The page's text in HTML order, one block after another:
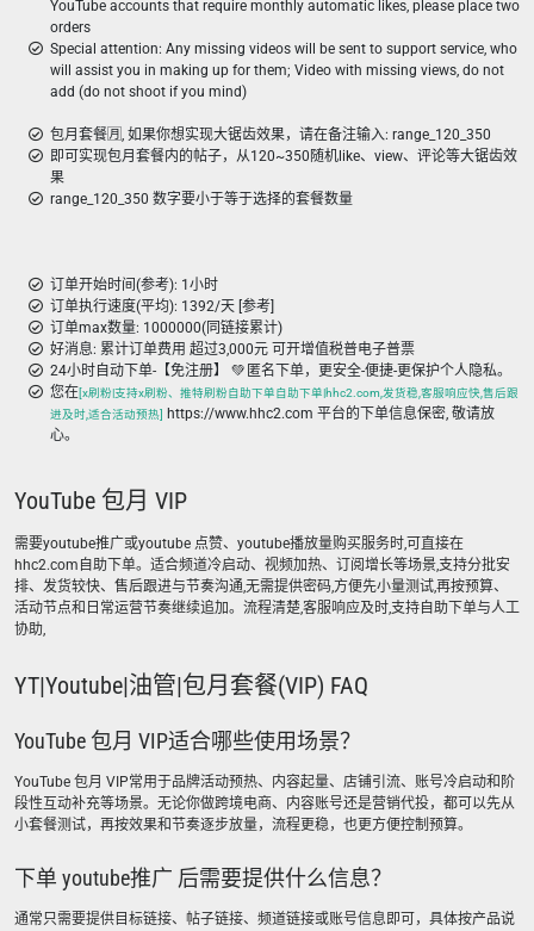
YouTube accounts that require monthly automatic likes, please place two
orders
Special attention: Any missing videos will be sent to support service, who
will assist you in making up for them; Video with missing views, do not
add (do not shoot if you mind)
包月套餐🈷️, 如果你想实现大锯齿效果，请在备注输入: range_120_350
即可实现包月套餐内的帖子，从120~350随机like、view、评论等大锯齿效
果
range_120_350 数字要小于等于选择的套餐数量
订单开始时间(参考): 1小时
订单执行速度(平均): 1392/天 [参考]
订单max数量: 1000000(同链接累计)
好消息: 累计订单费用 超过3,000元 可开增值税普电子普票
24小时自动下单-【免注册】 💚 匿名下单，更安全-便捷-更保护个人隐私。
您在[x刷粉|支持x刷粉、推特刷粉自助下单自助下单|hhc2.com,发货稳,客服响应快,售后跟
进及时,适合活动预热]
https://www.hhc2.com 平台的下单信息保密, 敬请放
心。
YouTube 包月 VIP
需要youtube推广或youtube 点赞、youtube播放量购买服务时,可直接在
hhc2.com自助下单。适合频道冷启动、视频加热、订阅增长等场景,支持分批安
排、发货较快、售后跟进与节奏沟通,无需提供密码,方便先小量测试,再按预算、
活动节点和日常运营节奏继续追加。流程清楚,客服响应及时,支持自助下单与人工
协助,
YT|Youtube|油管|包月套餐(VIP) FAQ
YouTube 包月 VIP适合哪些使用场景？
YouTube 包月 VIP常用于品牌活动预热、内容起量、店铺引流、账号冷启动和阶
段性互动补充等场景。无论你做跨境电商、内容账号还是营销代投，都可以先从
小套餐测试，再按效果和节奏逐步放量，流程更稳，也更方便控制预算。
下单 youtube推广 后需要提供什么信息？
通常只需要提供目标链接、帖子链接、频道链接或账号信息即可，具体按产品说